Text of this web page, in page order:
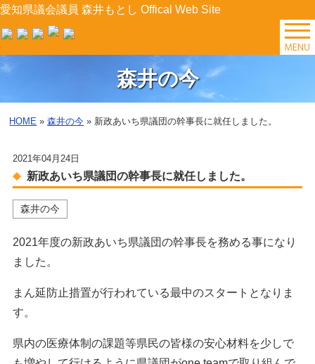
愛知県議会議員 森井もとし Offical Web Site
TOP
森井の今
プロフィール
森井の提案
県政レポート
森井の今
HOME »森井の今 » 新政あいち県議団の幹事長に就任しました。
2021年04月24日
新政あいち県議団の幹事長に就任しました。
森井の今
2021年度の新政あいち県議団の幹事長を務める事になり
ました。
まん延防止措置が行われている最中のスタートとなりま
す。
県内の医療体制の課題等県民の皆様の安心材料を少しで